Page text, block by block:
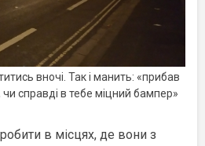
вночі. Так і манить: «прибав
справді в тебе міцний бампер»
в місцях, де вони з